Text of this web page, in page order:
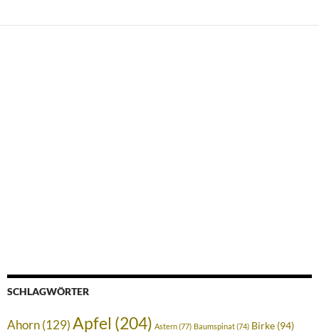
SCHLAGWÖRTER
Ahorn(129)Apfel (204) Astern(77) Baumspinat(74) Birke (94)